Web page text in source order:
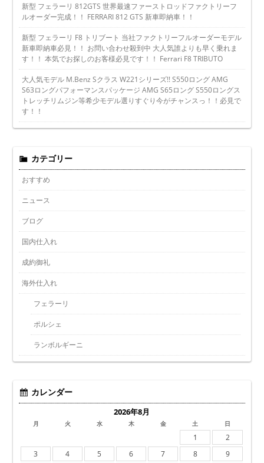
新型 フェラーリ 812GTS 世界最速ファーストロッドファクトリーフ
ルオーダー完成！！ FERRARI 812 GTS 新車即納車！！
新型 フェラーリ F8 トリブート 当社ファクトリーフルオーダーモデル
新車即納車必見！！ お問い合わせ殺到中 大人気誰よりも早く乗れま
す！！ 本気でお探しのお客様必見です！！ Ferrari F8 TRIBUTO
大人気モデル M.Benz Sクラス W221シリーズ!! S550ロング AMG
S63ロングパフォーマンスパッケージ AMG S65ロング S550ロングス
トレッチリムジン等希少モデル選りすぐり今がチャンスっ！！必見で
す！！
カテゴリー
おすすめ
ニュース
ブログ
国内仕入れ
成約御礼
海外仕入れ
フェラーリ
ポルシェ
ランボルギーニ
カレンダー
2026年8月
月 火 水 木 金 土 日
1
2
3
4 5 6 7 8
9